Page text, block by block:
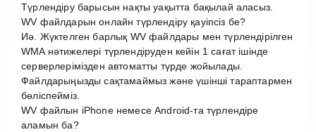
Түрлендіру барысын нақты уақытта бақылай аласыз.
WV файлдарын онлайн түрлендіру қауіпсіз бе?
Иә. Жүктелген барлық WV файлдары мен түрлендірілген
WMA нәтижелері түрлендіруден кейін 1 сағат ішінде
серверлерімізден автоматты түрде жойылады.
Файлдарыңызды сақтамаймыз және үшінші тараптармен
бөліспейміз.
WV файлын iPhone немесе Android-та түрлендіре
аламын ба?